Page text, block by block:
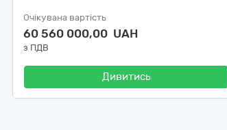
Очікувана вартість
60 560 000,00 UAH
з ПДВ
Дивитись